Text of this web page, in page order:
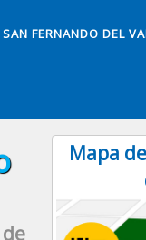
SAN FERNANDO DEL
Mapa